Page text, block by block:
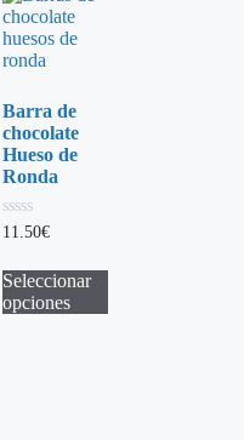
Barra de
chocolate
Hueso de
Ronda
011.50€
Seleccionar
opciones